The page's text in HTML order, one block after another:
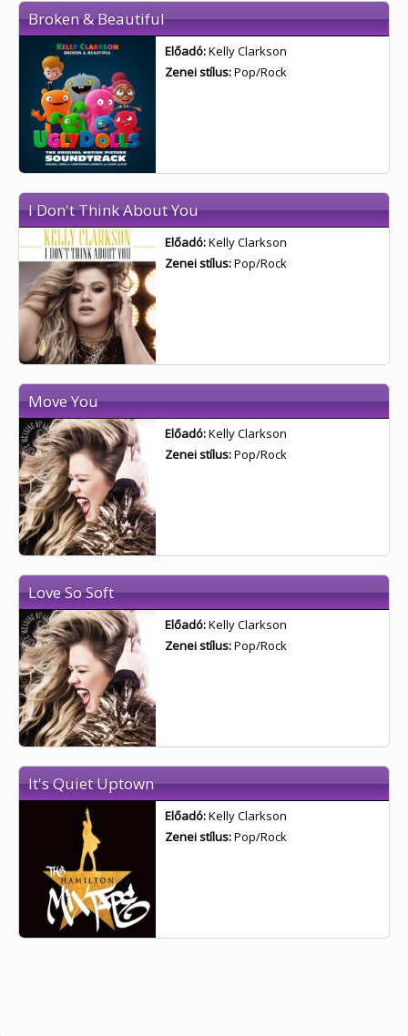
Broken & Beautiful
Előadó:Kelly Clarkson
Zenei stílus:Pop/Rock
I Don't Think About You
Előadó:Kelly Clarkson
Zenei stílus:Pop/Rock
Move You
Előadó:Kelly Clarkson
Zenei stílus:Pop/Rock
Love So Soft
Előadó:Kelly Clarkson
Zenei stílus:Pop/Rock
It's Quiet Uptown
Előadó:Kelly Clarkson
Zenei stílus:Pop/Rock